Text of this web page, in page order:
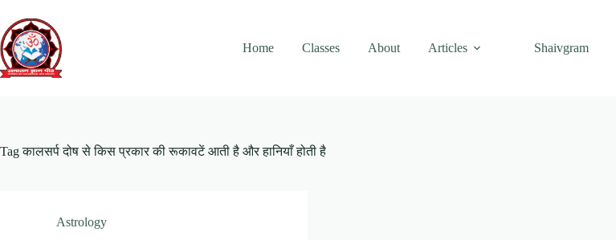
content
Home
Classes About Articles Shaivgram
Tagकालसर्प दोष से किस प्रकार की रूकावटें आती है और हानियाँ होती है
Astrology